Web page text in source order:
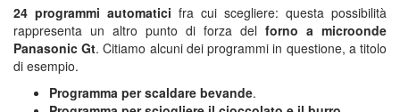
24 programmi automatici fra cui scegliere: questa possibilità
rappresenta un altro punto di forza del forno a microonde
Panasonic Gt. Citiamo alcuni dei programmi in questione, a titolo
di esempio.
Programma per scaldare bevande.